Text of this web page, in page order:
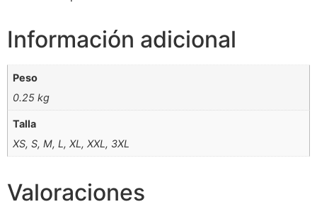
Información adicional
Peso
0.25 kg
Talla
XS, S, M, L, XL, XXL, 3XL
Valoraciones